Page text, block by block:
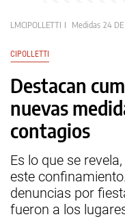
LMCIPOLLETTI Medidas 24
CIPOLLETTI
Destacan
nuevas
contagios
Es lo que se
este
denuncias por
fueron a los